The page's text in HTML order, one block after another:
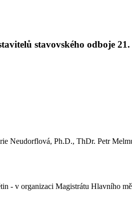
stavovského odboje
Neudorflová, Ph.D., ThDr. Petr
- v organizaci Magistrátu Hlavního